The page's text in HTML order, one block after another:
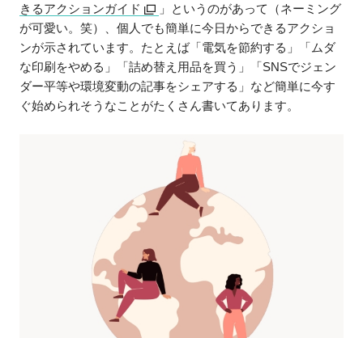
きるアクションガイド
」というのがあって（ネーミング
が可愛い。笑）、個人でも簡単に今日からできるアクショ
ンが示されています。たとえば「電気を節約する」「ムダ
な印刷をやめる」「詰め替え用品を買う」「SNSでジェン
ダー平等や環境変動の記事をシェアする」など簡単に今す
ぐ始められそうなことがたくさん書いてあります。